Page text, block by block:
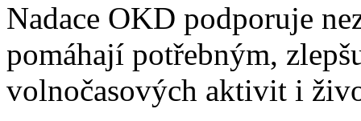
Nadace OKD podporuje
pomáhají potřebným,
volnočasových aktivit i